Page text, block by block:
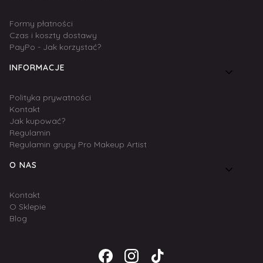
Formy płatności
Czas i koszty dostawy
PayPo - Jak korzystać?
INFORMACJE
Polityka prywatności
Kontakt
Jak kupować?
Regulamin
Regulamin grupy Pro Makeup Artist
O NAS
Kontakt
O Sklepie
Blog